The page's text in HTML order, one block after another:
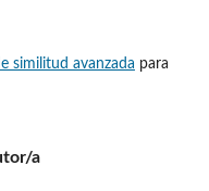
similitud avanzada para
a